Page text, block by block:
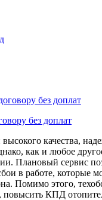
без доплат
качества,
как и любое
Плановый сервис
в работе, которые
Помимо этого,
КПД